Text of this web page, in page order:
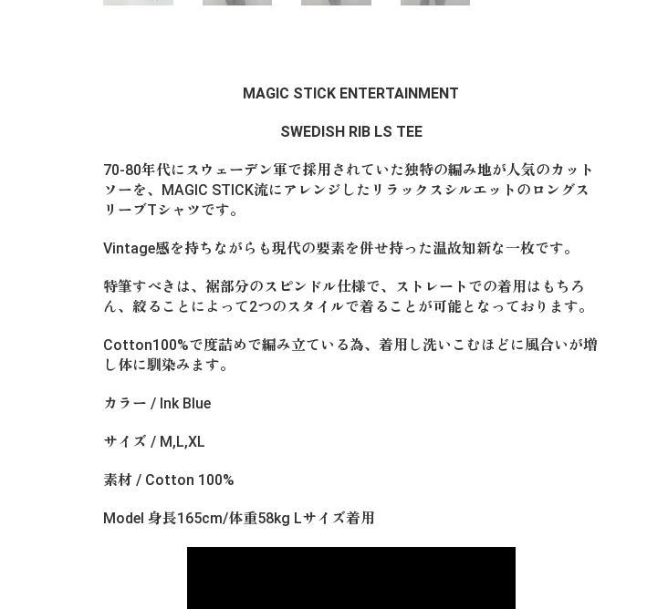
MAGIC STICK ENTERTAINMENT
SWEDISH RIB LS TEE
70-80年代にスウェーデン軍で採用されていた独特の編み地が人気のカット
ソーを、MAGIC STICK流にアレンジしたリラックスシルエットのロングス
リーブTシャツです。
Vintage感を持ちながらも現代の要素を併せ持った温故知新な一枚です。
特筆すべきは、裾部分のスピンドル仕様で、ストレートでの着用はもちろ
ん、絞ることによって2つのスタイルで着ることが可能となっております。
Cotton100%で度詰めで編み立ている為、着用し洗いこむほどに風合いが増
し体に馴染みます。
カラー / Ink Blue
サイズ / M,L,XL
素材 / Cotton 100%
Model 身長165cm/体重58kg Lサイズ着用